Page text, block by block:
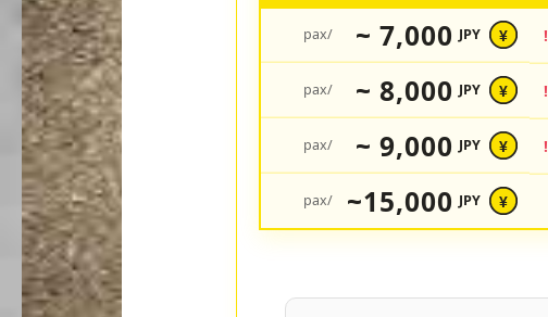
¥
JPY
7,000 ~
/pax
¥
JPY
8,000 ~
/pax
¥
JPY
9,000 ~
/pax
¥
JPY
15,000~
/pax